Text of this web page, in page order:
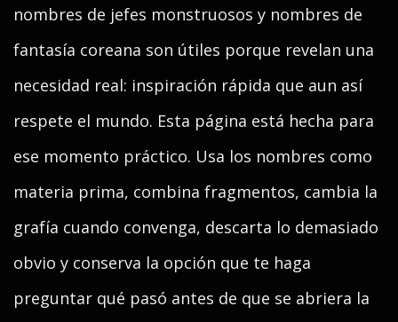
nombres de jefes monstruosos y nombres de
fantasía coreana son útiles porque revelan una
necesidad real: inspiración rápida que aun así
respete el mundo. Esta página está hecha para
ese momento práctico. Usa los nombres como
materia prima, combina fragmentos, cambia la
grafía cuando convenga, descarta lo demasiado
obvio y conserva la opción que te haga
preguntar qué pasó antes de que se abriera la